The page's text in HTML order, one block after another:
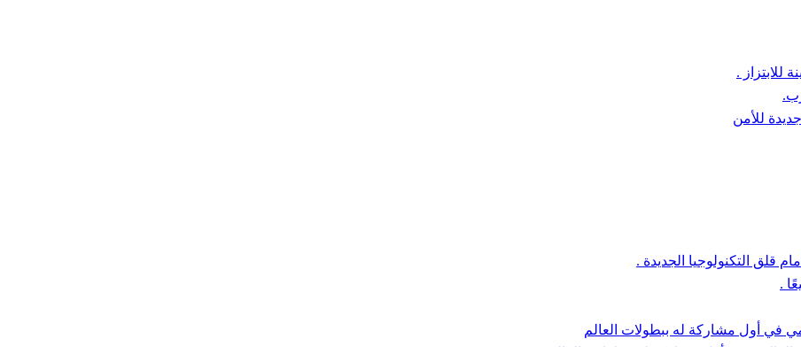
للابتزاز .
للأمن
قلق التكنولوجيا الجديدة .
.
في أول مشاركة له ببطولات العالم